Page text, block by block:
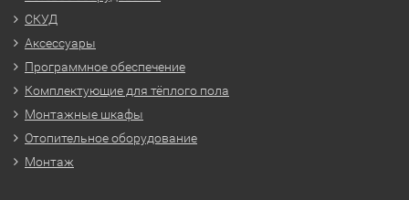
СКУД
Аксессуары
Программное обеспечение
Комплектующие для тёплого пола
Монтажные шкафы
Отопительное оборудование
Монтаж